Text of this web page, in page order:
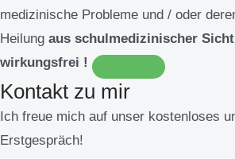
medizinische Probleme und / oder
Heilung aus schulmedizinischer
wirkungsfrei !
Kontakt zu mir
Ich freue mich auf unser kostenloses
Erstgespräch!